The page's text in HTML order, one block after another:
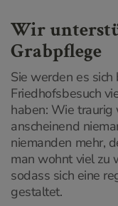
Wir
Grabpflege
Sie werden es
Friedhofsbesuch
haben: Wie traurig
anscheinend
niemanden mehr,
man wohnt viel zu
sodass sich eine
gestaltet.